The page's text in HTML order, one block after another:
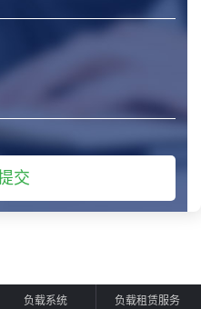
负载系统 负载租赁服务